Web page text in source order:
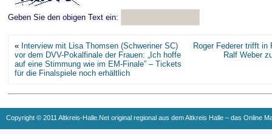
Geben Sie den obigen Text ein:
« Interview mit Lisa Thomsen (Schweriner SC)
vor dem DVV-Pokalfinale der Frauen: „Ich hoffe
auf eine Stimmung wie im EM-Finale” – Tickets
für die Finalspiele noch erhältlich
Roger Federer trifft in
Ralf Weber
Copyright © 2011 Altkreis-Halle.Net original regional aus dem Altkreis Halle – das Online